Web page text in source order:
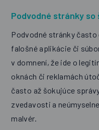
Podvodné stránky so
Podvodné stránky
falošné aplikácie či
v domnení, že ide o
oknách či reklamách
často až šokujúce
zvedavosti a
malvér.